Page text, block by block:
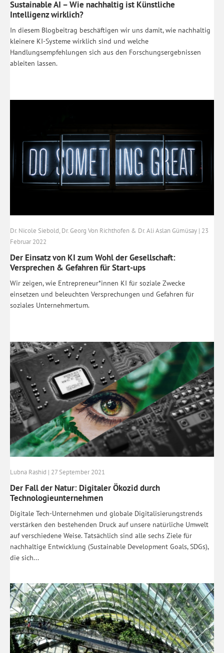
Sustainable AI – Wie nachhaltig ist Künstliche
Intelligenz wirklich?
In diesem Blogbeitrag beschäftigen wir uns damit, wie nachhaltig
kleinere KI-Systeme wirklich sind und welche
Handlungsempfehlungen sich aus den Forschungsergebnissen
ableiten lassen.
Dr. Nicole Siebold, Dr. Georg Von Richthofen & Dr. Ali Aslan Gümüsay | 23
Februar 2022
Der Einsatz von KI zum Wohl der Gesellschaft:
Versprechen & Gefahren für Start-ups
Wir zeigen, wie Entrepreneur*innen KI für soziale Zwecke
einsetzen und beleuchten Versprechungen und Gefahren für
soziales Unternehmertum.
Lubna Rashid | 27 September 2021
Der Fall der Natur: Digitaler Ökozid durch
Technologieunternehmen
Digitale Tech-Unternehmen und globale Digitalisierungstrends
verstärken den bestehenden Druck auf unsere natürliche Umwelt
auf verschiedene Weise. Tatsächlich sind alle sechs Ziele für
nachhaltige Entwicklung (Sustainable Development Goals, SDGs),
die sich...